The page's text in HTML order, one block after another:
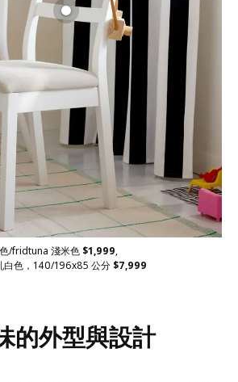
/fridtuna 淺米色 $1,999,
白色，140/196x85 公分 $7,999
的外型與設計